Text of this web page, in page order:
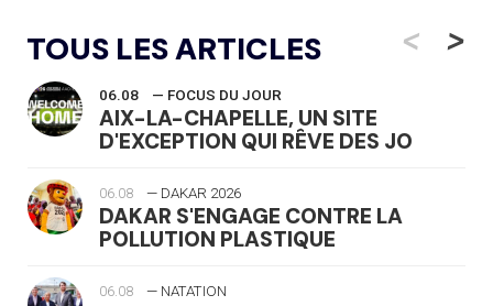
TOUS LES ARTICLES <
06.08 — FOCUS DU JOUR
AIX-LA-CHAPELLE, UN SITE
D'EXCEPTION QUI RÊVE DES JO
06.08 — DAKAR 2026
DAKAR S'ENGAGE CONTRE LA
POLLUTION PLASTIQUE
06.08 — NATATION
>